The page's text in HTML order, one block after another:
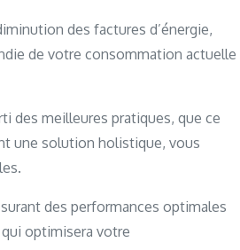
des factures d’énergie,
de votre consommation actuelle
des meilleures pratiques, que ce
une solution holistique, vous
des performances optimales
optimisera votre